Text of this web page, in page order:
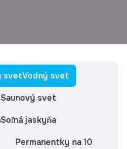
Vodný svet
Saunový svet
Soľná jaskyňa
Permanentky na 10